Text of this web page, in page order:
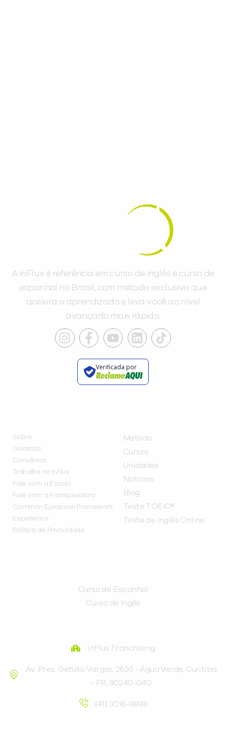
A inFlux é referência em curso de inglês e curso de
espanhol no Brasil, com método exclusivo que
acelera o aprendizado e leva você ao nível
avançado mais rápido.
Verificada por
Sobre
Garantia
Convênios
Trabalhe na inFlux
Fale com a Escola
Fale com a Franqueadora
Common European Framework
Experience
Política de Privacidade
Método
Cursos
Unidades
Notícias
Blog
Teste TOEIC®
Teste de Inglês Online
Curso de Espanhol
Curso de Ingês
inFlux Franchising
Av. Pres. Getúlio Vargas, 2635 - Água Verde, Curitiba
- PR, 80240-040
(41) 3016-9898